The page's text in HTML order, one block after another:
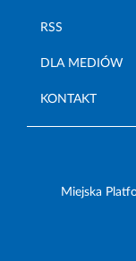
RSS
DLA MEDIÓW
KONTAKT
Miejska